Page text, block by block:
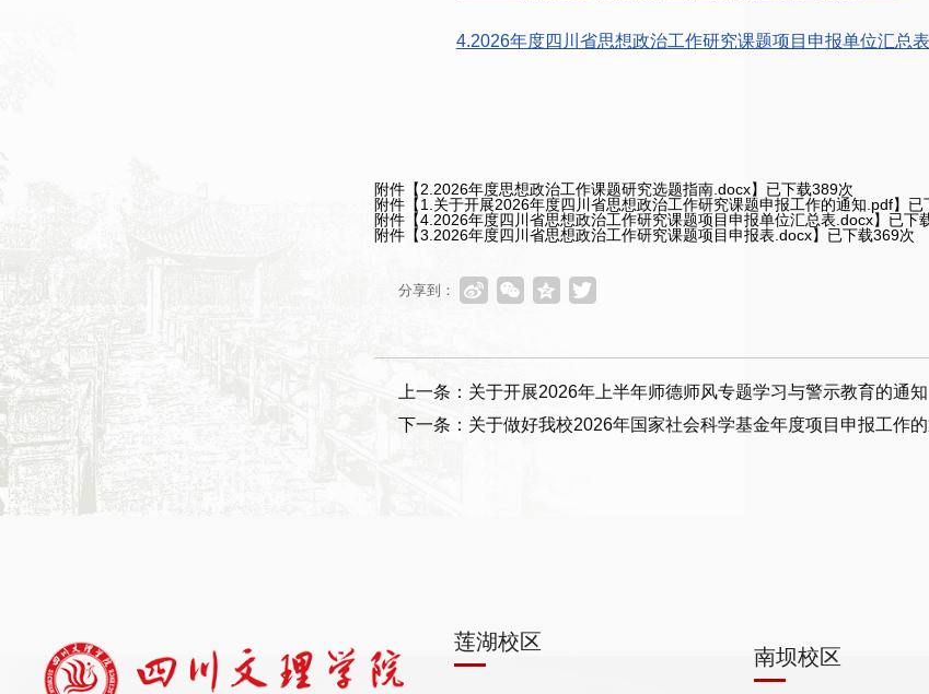
4.2026年度四川省思想政治工作研究课题项目申报单位汇总
附件【2.2026年度思想政治工作课题研究选题指南.docx】已下载389次
附件【1.关于开展2026年度四川省思想政治工作研究课题申报工作的通知.pdf】已
附件【4.2026年度四川省思想政治工作研究课题项目申报单位汇总表.docx】已下
附件【3.2026年度四川省思想政治工作研究课题项目申报表.docx】已下载369次
分享到：
上一条：关于开展2026年上半年师德师风专题学习与警示教育的通知
下一条：关于做好我校2026年国家社会科学基金年度项目申报工作
莲湖校区
南坝校区